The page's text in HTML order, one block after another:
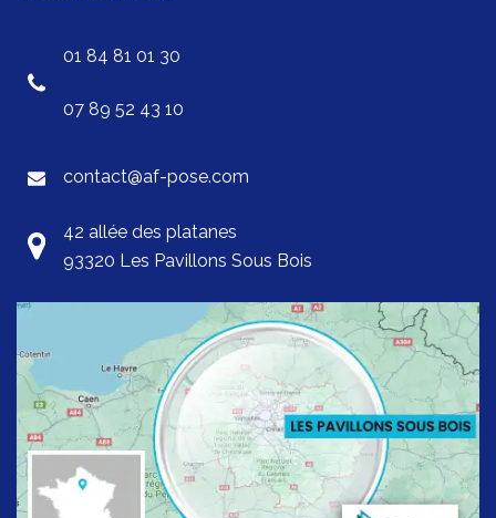
01 84 81 01 30
07 89 52 43 10
contact@af-pose.com
42 allée des platanes
93320 Les Pavillons Sous Bois